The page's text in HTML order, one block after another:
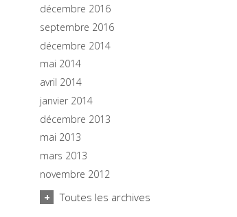
décembre 2016
septembre 2016
décembre 2014
mai 2014
avril 2014
janvier 2014
décembre 2013
mai 2013
mars 2013
novembre 2012
Toutes les archives